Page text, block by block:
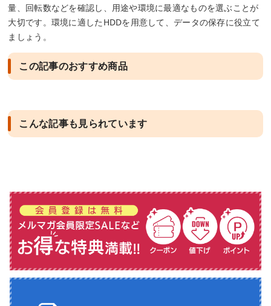
量、回転数などを確認し、用途や環境に最適なものを選ぶことが
大切です。環境に適したHDDを用意して、データの保存に役立て
ましょう。
この記事のおすすめ商品
こんな記事も見られています